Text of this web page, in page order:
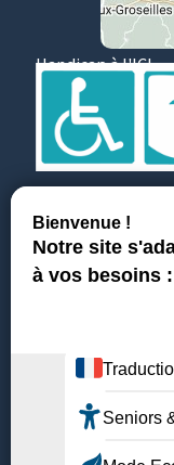
Handicap à l'ICL
Témoignages
Achats &
Plan du site
Mentions légales